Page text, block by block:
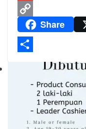
r
m
s
p
p
eC
a
t
t
e
G
a
i
o
p
Share